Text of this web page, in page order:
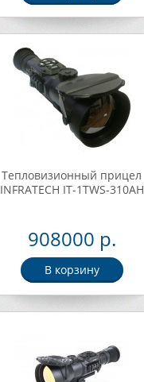
Тепловизионный прицел
INFRATECH IT-1TWS-310AH
908000 р.
В корзину